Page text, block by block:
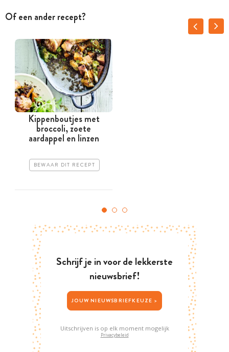
Of een ander recept?
Kippenboutjes met
broccoli, zoete
aardappel en linzen
BEWAAR DIT RECEPT
Schrijf je in voor de lekkerste
nieuwsbrief!
JOUW NIEUWSBRIEFKEUZE >
Uitschrijven is op elk moment mogelijk
Privacybeleid